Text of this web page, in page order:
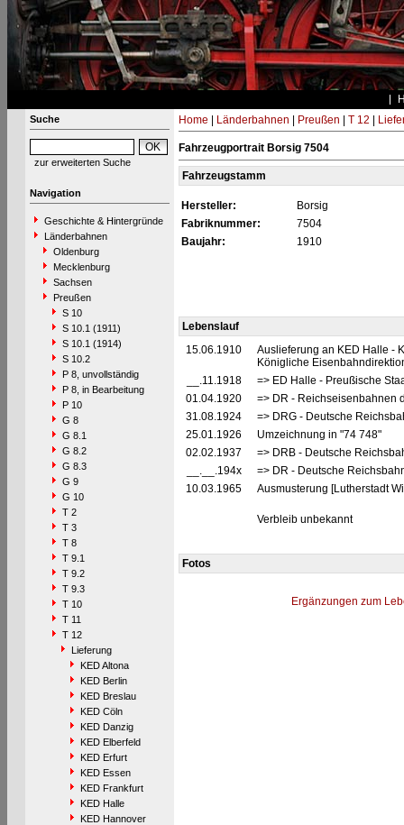
Suche
zur erweiterten Suche
Navigation
Geschichte & Hintergründe
Länderbahnen
Oldenburg
Mecklenburg
Sachsen
Preußen
S 10
S 10.1 (1911)
S 10.1 (1914)
S 10.2
P 8, unvollständig
P 8, in Bearbeitung
P 10
G 8
G 8.1
G 8.2
G 8.3
G 9
G 10
T 2
T 3
T 8
T 9.1
T 9.2
T 9.3
T 10
T 11
T 12
Lieferung
KED Altona
KED Berlin
KED Breslau
KED Cöln
KED Danzig
KED Elberfeld
KED Erfurt
KED Essen
KED Frankfurt
KED Halle
KED Hannover
Home Länderbahnen Preußen T 12
Fahrzeugportrait Borsig 7504
Fahrzeugstamm
Hersteller:
Borsig
Fabriknummer:
7504
Baujahr:
1910
Lebenslauf
15.06.1910
Auslieferung an KED Halle -
Königliche
__.11.1918
=> ED Halle - Preußische
01.04.1920
=> DR - Reichseisenbahnen
31.08.1924
=> DRG - Deutsche
25.01.1926
Umzeichnung in "74 748"
02.02.1937
=> DRB - Deutsche
__.__.194x
=> DR - Deutsche
10.03.1965
Ausmusterung [Lutherstadt
Verbleib unbekannt
Fotos
Ergänzungen zum